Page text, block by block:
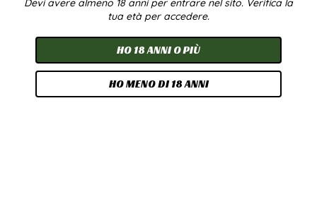
In offerta!
Devi avere almeno 18 anni per entrare nel sito. Verifica la
tua età per accedere.
HO 18 ANNI O PIÙ
HO MENO DI 18 ANNI